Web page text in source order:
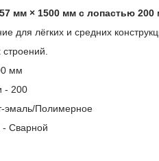
мм × 1500 мм с лопастью 200
для лёгких и средних
мм
- 200
эмаль/Полимерное
- Сварной